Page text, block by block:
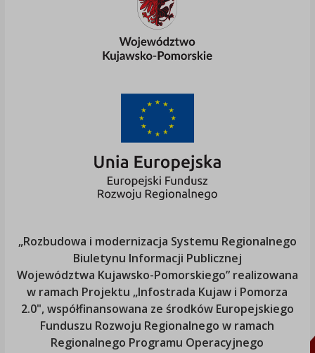
„Rozbudowa i modernizacja Systemu Regionalnego
Biuletynu Informacji Publicznej
Województwa Kujawsko-Pomorskiego” realizowana
w ramach Projektu „Infostrada Kujaw i Pomorza
2.0", współfinansowana ze środków Europejskiego
Funduszu Rozwoju Regionalnego w ramach
Regionalnego Programu Operacyjnego